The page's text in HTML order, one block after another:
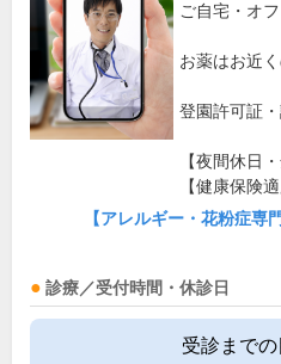
ご自宅・オ
お薬はお近
登園許可証
【夜間休日
【健康保険適
【アレルギー・花粉症専
診療／受付時間・休診日
受診まで